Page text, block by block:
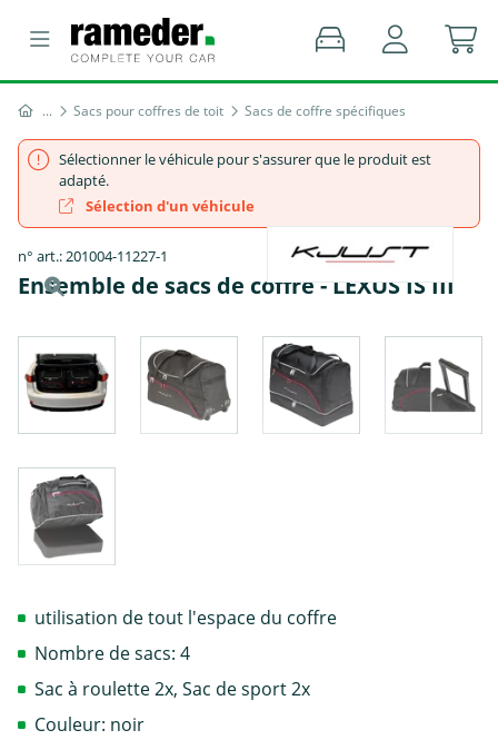
Sacs pour coffres de toit Sacs de coffre spécifiques
Sélectionner le véhicule pour s'assurer que le produit est
adapté.
Sélection d'un véhicule
n° art.: 201004-11227-1
Ensemble de sacs de coffre - LEXUS IS III
utilisation de tout l'espace du coffre
Nombre de sacs: 4
Sac à roulette 2x, Sac de sport 2x
Couleur: noir